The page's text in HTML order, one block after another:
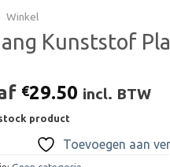
Winkel
Kunststof
€29.50 incl. BTW
product
Toevoegen aan